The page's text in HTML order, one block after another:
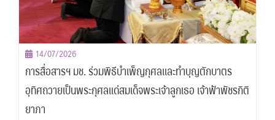
14/07/2026
การสื่อสารฯ มช. ร่วมพิธีบำเพ็ญกุศลและทำบุญตักบาตร
อุทิศถวายเป็นพระกุศลแด่สมเด็จพระเจ้าลูกเธอ เจ้าฟ้าพัชรกิติ
ยาภา